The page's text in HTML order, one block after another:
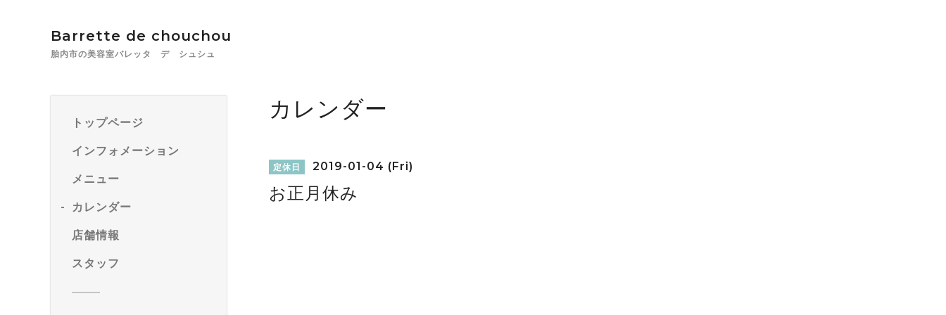
Barrette de chouchou
胎内市の美容室バレッタ デ シュシュ
トップページ
インフォメーション
メニュー
カレンダー
店舗情報
スタッフ
カレンダー
定休日 2019-01-04 (Fri)
お正月休み